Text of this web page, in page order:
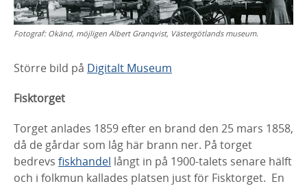
Fotograf: Okänd, möjligen Albert Granqvist, Västergötlands museum.
Större bild på Digitalt Museum
Fisktorget
Torget anlades 1859 efter en brand den 25 mars 1858,
då de gårdar som låg här brann ner. På torget
bedrevs fiskhandel långt in på 1900-talets senare hälft
och i folkmun kallades platsen just för Fisktorget. En